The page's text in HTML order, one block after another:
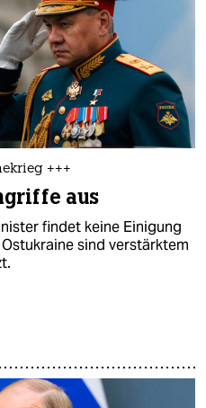
+++
aus
findet keine Einigung
sind verstärktem